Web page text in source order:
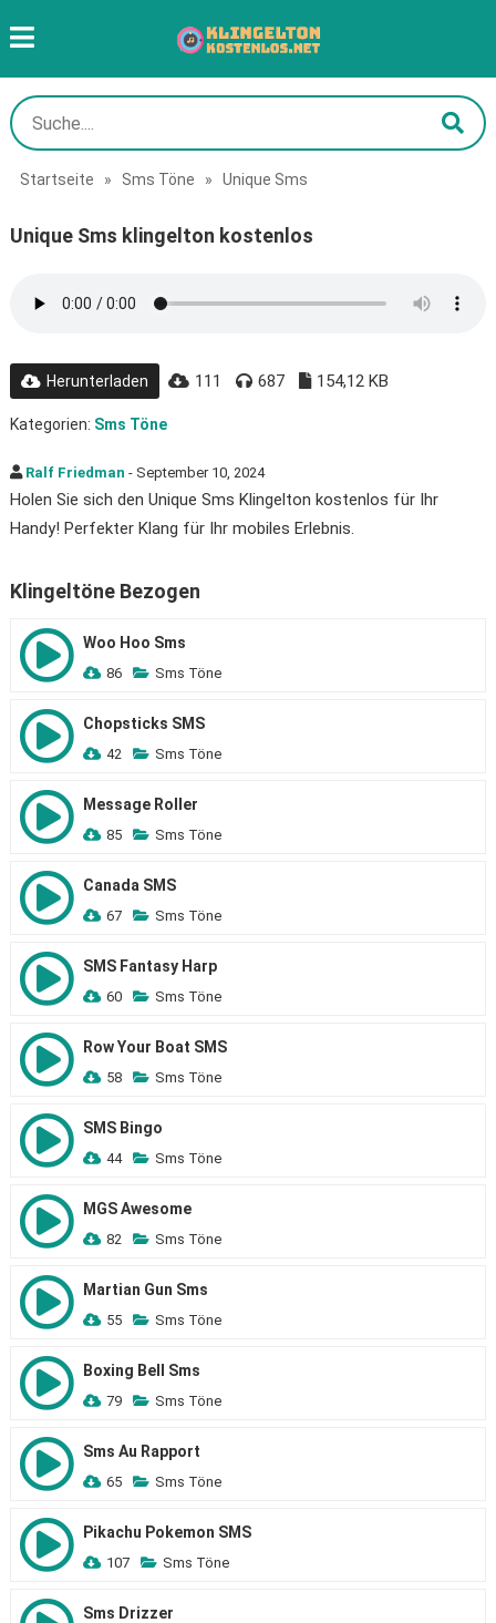
Startseite » Sms Töne » Unique Sms
Unique Sms klingelton kostenlos
Herunterladen 111 687 154,12 KB
Kategorien: Sms Töne
Ralf Friedman - September 10, 2024
Holen Sie sich den Unique Sms Klingelton kostenlos für Ihr
Handy! Perfekter Klang für Ihr mobiles Erlebnis.
Klingeltöne Bezogen
Woo Hoo Sms
86 Sms Töne
Chopsticks SMS
42 Sms Töne
Message Roller
85 Sms Töne
Canada SMS
67 Sms Töne
SMS Fantasy Harp
60 Sms Töne
Row Your Boat SMS
58 Sms Töne
SMS Bingo
44 Sms Töne
MGS Awesome
82 Sms Töne
Martian Gun Sms
55 Sms Töne
Boxing Bell Sms
79 Sms Töne
Sms Au Rapport
65 Sms Töne
Pikachu Pokemon SMS
107 Sms Töne
Sms Drizzer